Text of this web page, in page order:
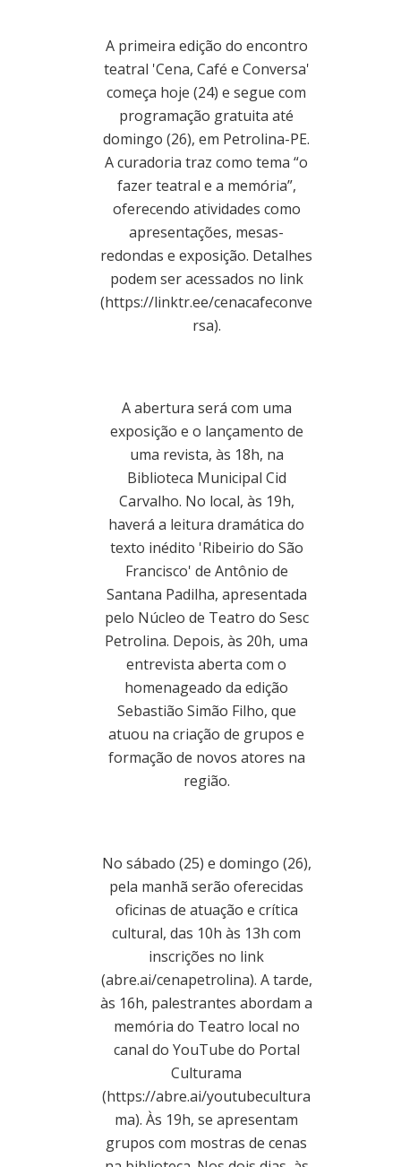
A primeira edição do encontro
teatral 'Cena, Café e Conversa'
começa hoje (24) e segue com
programação gratuita até
domingo (26), em Petrolina-PE.
A curadoria traz como tema “o
fazer teatral e a memória”,
oferecendo atividades como
apresentações, mesas-
redondas e exposição. Detalhes
podem ser acessados no link
(https://linktr.ee/cenacafeconve
rsa).
A abertura será com uma
exposição e o lançamento de
uma revista, às 18h, na
Biblioteca Municipal Cid
Carvalho. No local, às 19h,
haverá a leitura dramática do
texto inédito 'Ribeirio do São
Francisco' de Antônio de
Santana Padilha, apresentada
pelo Núcleo de Teatro do Sesc
Petrolina. Depois, às 20h, uma
entrevista aberta com o
homenageado da edição
Sebastião Simão Filho, que
atuou na criação de grupos e
formação de novos atores na
região.
No sábado (25) e domingo (26),
pela manhã serão oferecidas
oficinas de atuação e crítica
cultural, das 10h às 13h com
inscrições no link
(abre.ai/cenapetrolina). A tarde,
às 16h, palestrantes abordam a
memória do Teatro local no
canal do YouTube do Portal
Culturama
(https://abre.ai/youtubecultura
ma). Às 19h, se apresentam
grupos com mostras de cenas